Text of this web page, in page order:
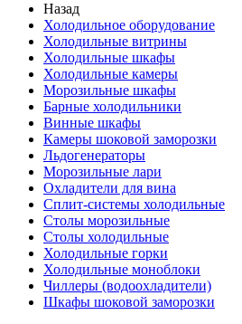
Назад
Холодильное оборудование
Холодильные витрины
Холодильные шкафы
Холодильные камеры
Морозильные шкафы
Барные холодильники
Винные шкафы
Камеры шоковой заморозки
Льдогенераторы
Морозильные лари
Охладители для вина
Сплит-системы холодильные
Столы морозильные
Столы холодильные
Холодильные горки
Холодильные моноблоки
Чиллеры (водоохладители)
Шкафы шоковой заморозки